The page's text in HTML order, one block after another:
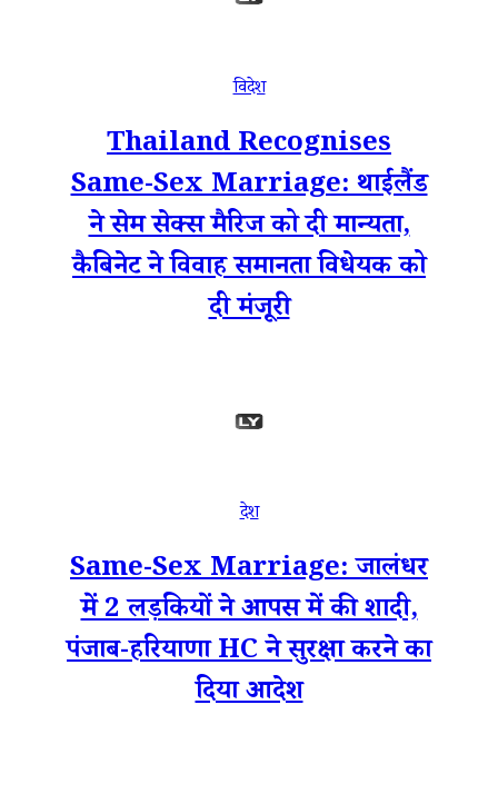
विदेश
Thailand Recognises
Same-Sex Marriage: थाईलैंड
ने सेम सेक्स मैरिज को दी मान्यता,
कैबिनेट ने विवाह समानता विधेयक को
दी मंजूरी
देश
Same-Sex Marriage: जालंधर
में 2 लड़कियों ने आपस में की शादी,
पंजाब-हरियाणा HC ने सुरक्षा करने का
दिया आदेश